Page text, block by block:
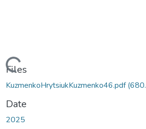
Loading...
Files
KuzmenkoHrytsiukKuzmenko46.pdf
Date
2025